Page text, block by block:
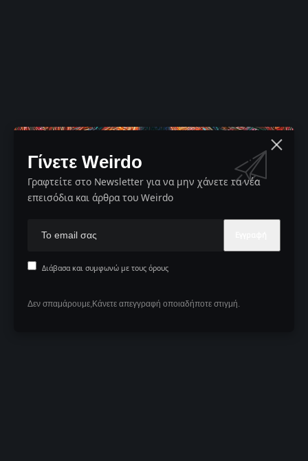
Γίνετε Weirdo
Γραφτείτε στο Newsletter για να μην χάνετε τα νέα
επεισόδια και άρθρα του Weirdo
Διάβασα και συμφωνώ με τους όρους
Δεν σπαμάρουμε,Κάνετε απεγγραφή οποιαδήποτε στιγμή.